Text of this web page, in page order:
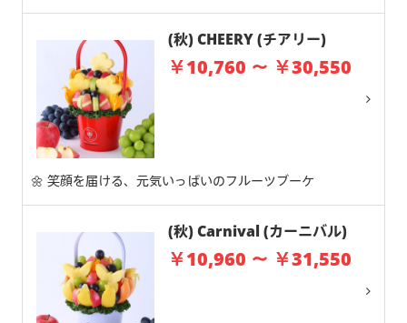
(秋) CHEERY (チアリー)
￥10,760 ～ ￥30,550
🌼 笑顔を届ける、元気いっぱいのフルーツブーケ
(秋) Carnival (カーニバル)
￥10,960 ～ ￥31,550